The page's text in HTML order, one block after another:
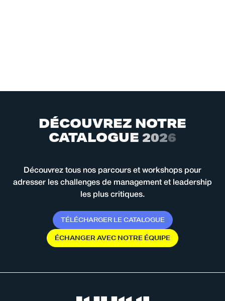
DÉCOUVREZ NOTRE
CATALOGUE 2026
Découvrez tous nos parcours et workshops pour
adresser les challenges de management et leadership
les plus critiques.
TÉLÉCHARGER LE CATALOGUE
ÉCHANGERAVEC NOTRE ÉQUIPE